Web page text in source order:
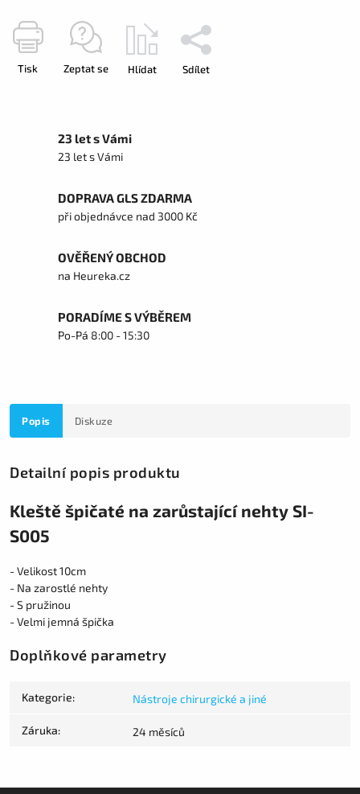
Tisk Zeptat se Hlídat Sdílet
23 let s Vámi
23 let s Vámi
DOPRAVA GLS ZDARMA
při objednávce nad 3000 Kč
OVĚŘENÝ OBCHOD
na Heureka.cz
PORADÍME S VÝBĚREM
Po-Pá 8:00 - 15:30
Popis Diskuze
Detailní popis produktu
Kleště špičaté na zarůstající nehty SI-
S005
- Velikost 10cm
- Na zarostlé nehty
- S pružinou
- Velmi jemná špička
Doplňkové parametry
Kategorie: Nástroje chirurgické a jiné
Záruka: 24 měsíců